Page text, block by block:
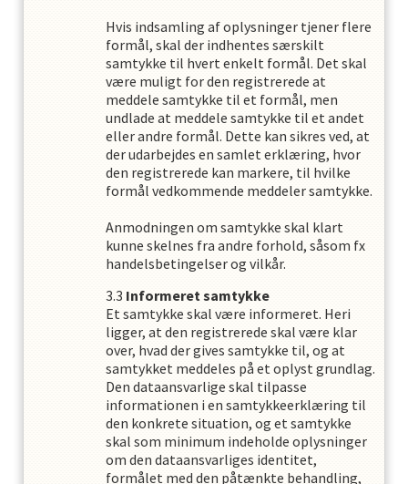
Hvis indsamling af oplysninger tjener flere
formål, skal der indhentes særskilt
samtykke til hvert enkelt formål. Det skal
være muligt for den registrerede at
meddele samtykke til et formål, men
undlade at meddele samtykke til et andet
eller andre formål. Dette kan sikres ved, at
der udarbejdes en samlet erklæring, hvor
den registrerede kan markere, til hvilke
formål vedkommende meddeler samtykke.
Anmodningen om samtykke skal klart
kunne skelnes fra andre forhold, såsom fx
handelsbetingelser og vilkår.
Informeret samtykke
Et samtykke skal være informeret. Heri
ligger, at den registrerede skal være klar
over, hvad der gives samtykke til, og at
samtykket meddeles på et oplyst grundlag.
Den dataansvarlige skal tilpasse
informationen i en samtykkeerklæring til
den konkrete situation, og et samtykke
skal som minimum indeholde oplysninger
om den dataansvarliges identitet,
formålet med den påtænkte behandling,